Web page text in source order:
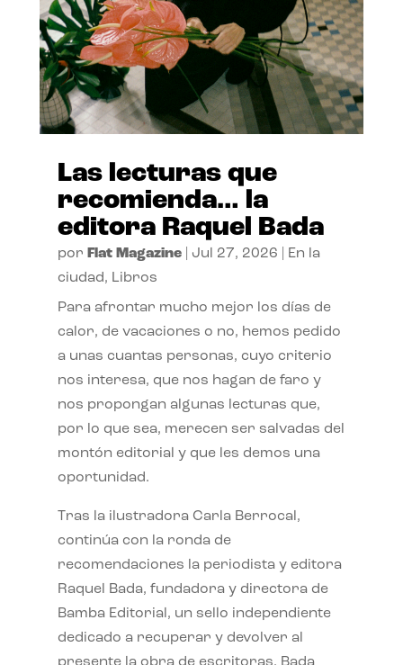
Las lecturas que
recomienda… la
editora Raquel Bada
por Flat Magazine| Jul 27, 2026
En la
ciudad, Libros
Para afrontar mucho mejor los días de
calor, de vacaciones o no, hemos pedido
a unas cuantas personas, cuyo criterio
nos interesa, que nos hagan de faro y
nos propongan algunas lecturas que,
por lo que sea, merecen ser salvadas del
montón editorial y que les demos una
oportunidad.
Tras la ilustradora Carla Berrocal,
continúa con la ronda de
recomendaciones la periodista y editora
Raquel Bada, fundadora y directora de
Bamba Editorial, un sello independiente
dedicado a recuperar y devolver al